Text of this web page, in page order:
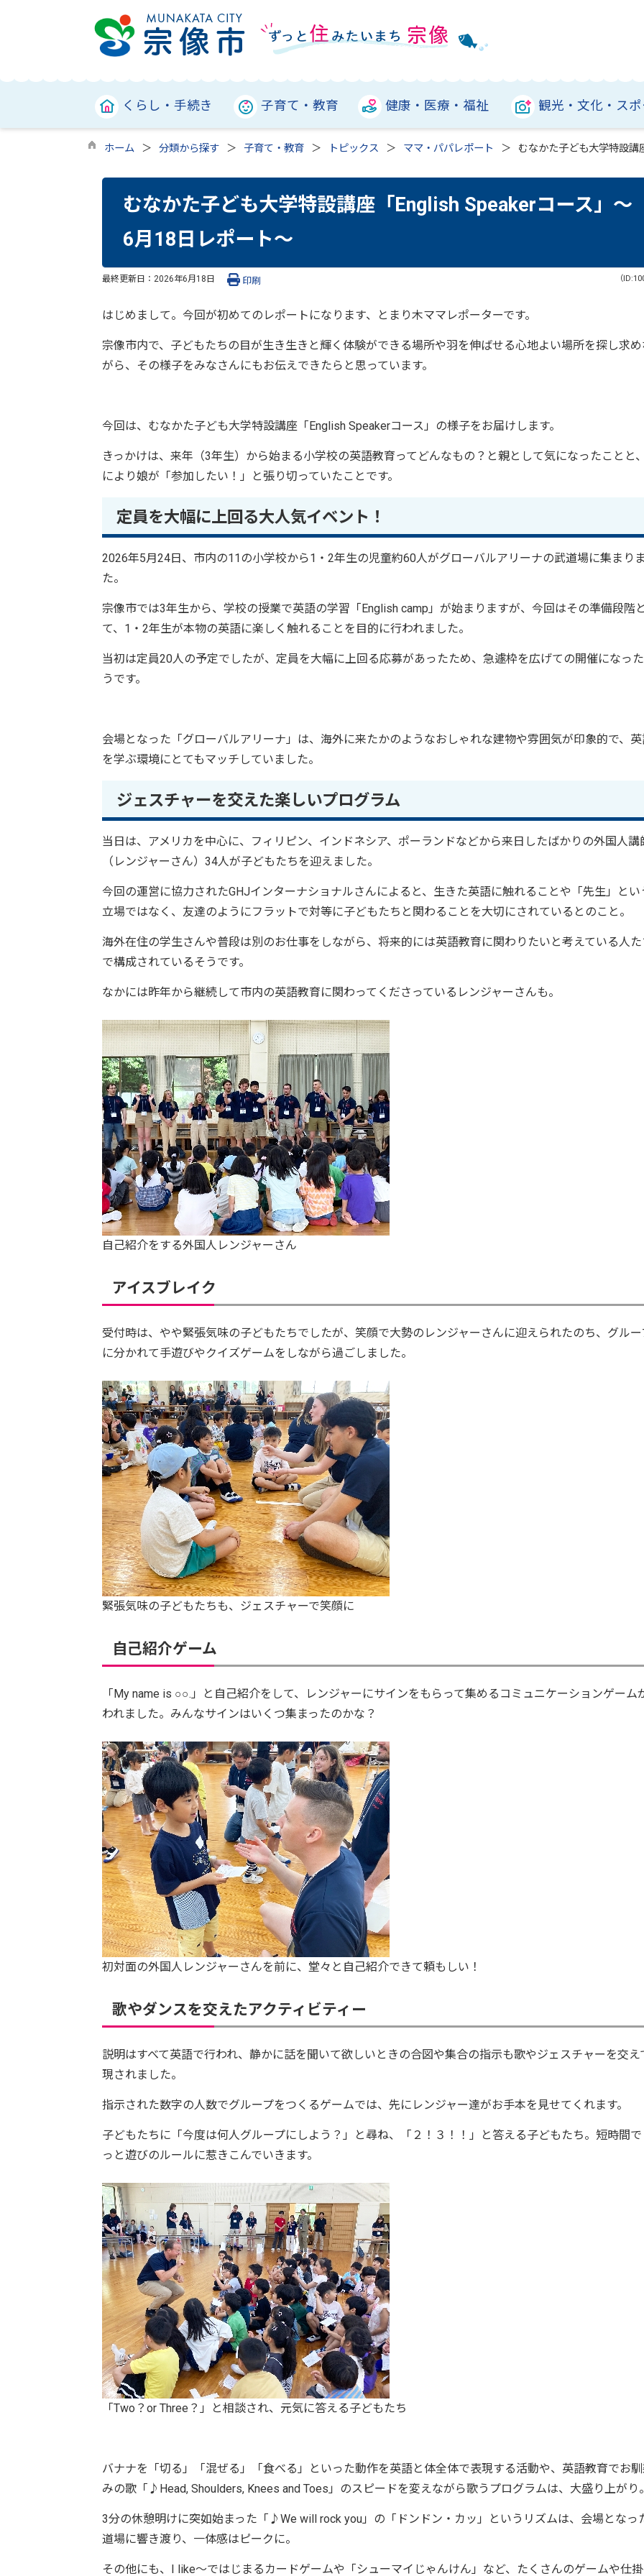
くらし・手続き 子育て・教育 健康・医療・福祉 観光・文化・ス
ホーム 分類から探す 子育て・教育 トピックス ママ・パパレポート むなかた子ども大学特設
むなかた子ども大学特設講座「English Speakerコース」～
6月18日レポート～
最終更新日： 2026年6月18日 （
印刷
はじめまして。今回が初めてのレポートになります、とまり木ママレポーターです。
宗像市内で、子どもたちの目が生き生きと輝く体験ができる場所や羽を伸ばせる心地よい場所を探し求
がら、その様子をみなさんにもお伝えできたらと思っています。
今回は、むなかた子ども大学特設講座「English Speakerコース」の様子をお届けします。
きっかけは、来年（3年生）から始まる小学校の英語教育ってどんなもの？と親として気になったことと
により娘が「参加したい！」と張り切っていたことです。
定員を大幅に上回る大人気イベント！
2026年5月24日、市内の11の小学校から1・2年生の児童約60人がグローバルアリーナの武道場に集まり
た。
宗像市では3年生から、学校の授業で英語の学習「English camp」が始まりますが、今回はその準備段階
て、1・2年生が本物の英語に楽しく触れることを目的に行われました。
当初は定員20人の予定でしたが、定員を大幅に上回る応募があったため、急遽枠を広げての開催になっ
うです。
会場となった「グローバルアリーナ」は、海外に来たかのようなおしゃれな建物や雰囲気が印象的で、
を学ぶ環境にとてもマッチしていました。
ジェスチャーを交えた楽しいプログラム
当日は、アメリカを中心に、フィリピン、インドネシア、ポーランドなどから来日したばかりの外国人講
（レンジャーさん）34人が子どもたちを迎えました。
今回の運営に協力されたGHJインターナショナルさんによると、生きた英語に触れることや「先生」とい
立場ではなく、友達のようにフラットで対等に子どもたちと関わることを大切にされているとのこと。
海外在住の学生さんや普段は別のお仕事をしながら、将来的には英語教育に関わりたいと考えている人
で構成されているそうです。
なかには昨年から継続して市内の英語教育に関わってくださっているレンジャーさんも。
自己紹介をする外国人レンジャーさん
アイスブレイク
受付時は、やや緊張気味の子どもたちでしたが、笑顔で大勢のレンジャーさんに迎えられたのち、グルー
に分かれて手遊びやクイズゲームをしながら過ごしました。
緊張気味の子どもたちも、ジェスチャーで笑顔に
自己紹介ゲーム
「My name is ○○.」と自己紹介をして、レンジャーにサインをもらって集めるコミュニケーションゲーム
われました。みんなサインはいくつ集まったのかな？
初対面の外国人レンジャーさんを前に、堂々と自己紹介できて頼もしい！
歌やダンスを交えたアクティビティー
説明はすべて英語で行われ、静かに話を聞いて欲しいときの合図や集合の指示も歌やジェスチャーを交え
現されました。
指示された数字の人数でグループをつくるゲームでは、先にレンジャー達がお手本を見せてくれます。
子どもたちに「今度は何人グループにしよう？」と尋ね、「２！３！！」と答える子どもたち。短時間
っと遊びのルールに惹きこんでいきます。
「Two？or Three？」と相談され、元気に答える子どもたち
バナナを「切る」「混ぜる」「食べる」といった動作を英語と体全体で表現する活動や、英語教育でお
みの歌「♪Head, Shoulders, Knees and Toes」のスピードを変えながら歌うプログラムは、大盛り上がり
3分の休憩明けに突如始まった「♪We will rock you」の「ドンドン・カッ」というリズムは、会場となっ
道場に響き渡り、一体感はピークに。
その他にも、I like～ではじまるカードゲームや「シューマイじゃんけん」など、たくさんのゲームや仕